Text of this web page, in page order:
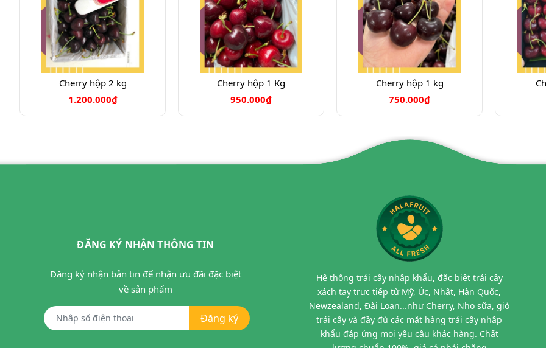
Cherry hộp 2 kg
1.200.000₫
Cherry hộp 1 Kg
950.000₫
Cherry hộp 1 kg
750.000₫
ĐĂNG KÝ NHẬN THÔNG TIN
Đăng ký nhận bản tin để nhận ưu đãi đặc biệt
về sản phẩm
Đăng ký
Hệ thống trái cây nhập khẩu, đặc biệt trái cây
xách tay trực tiếp từ Mỹ, Úc, Nhật, Hàn Quốc,
Newzealand, Đài Loan...như Cherry, Nho sữa, giỏ
trái cây và đầy đủ các mặt hàng trái cây nhập
khẩu đáp ứng mọi yêu cầu khác hàng. Chất